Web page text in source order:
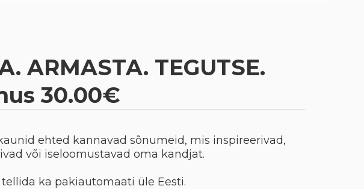
ARMASTA. TEGUTSE.
30.00€
ehted kannavad sõnumeid, mis inspireerivad,
või iseloomustavad oma kandjat.
ka pakiautomaati üle Eesti.